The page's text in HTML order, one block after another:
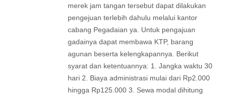
merek jam tangan tersebut dapat dilakukan
pengejuan terlebih dahulu melalui kantor
cabang Pegadaian ya. Untuk pengajuan
gadainya dapat membawa KTP, barang
agunan beserta kelengkapannya. Berikut
syarat dan ketentuannya: 1. Jangka waktu 30
hari 2. Biaya administrasi mulai dari Rp2.000
hingga Rp125.000 3. Sewa modal dihitung